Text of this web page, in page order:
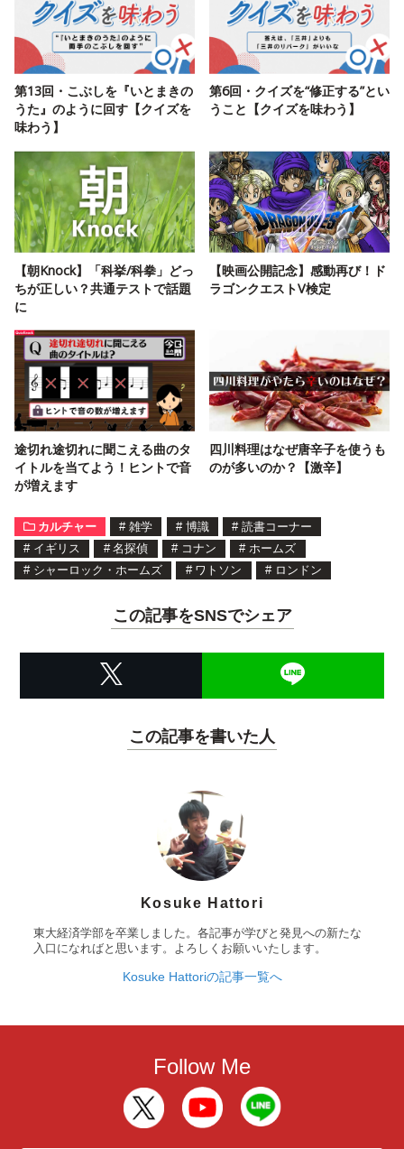
第13回・こぶしを『いとまきの
うた』のように回す【クイズを
味わう】
第6回・クイズを“修正する”とい
うこと【クイズを味わう】
【朝Knock】「科挙/科拳」どっ
ちが正しい？共通テストで話題
に
【映画公開記念】感動再び！ド
ラゴンクエストV検定
途切れ途切れに聞こえる曲のタ
イトルを当てよう！ヒントで音
が増えます
四川料理はなぜ唐辛子を使うも
のが多いのか？【激辛】
カルチャー # 雑学 # 博識 # 読書コーナー
# イギリス # 名探偵 # コナン # ホームズ
# シャーロック・ホームズ # ワトソン # ロンドン
この記事をSNSでシェア
この記事を書いた人
Kosuke Hattori
東大経済学部を卒業しました。各記事が学びと発見への新たな
入口になればと思います。よろしくお願いいたします。
Kosuke Hattoriの記事一覧へ
Follow Me